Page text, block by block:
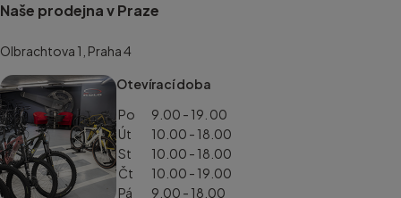
Naše prodejna v Praze
Olbrachtova 1, Praha 4
Otevírací doba
Po
9.00 - 19. 00
Út
10.00 - 18.00
St
10.00 - 18.00
Čt
10.00 - 19.00
Pá
9.00 - 18.00